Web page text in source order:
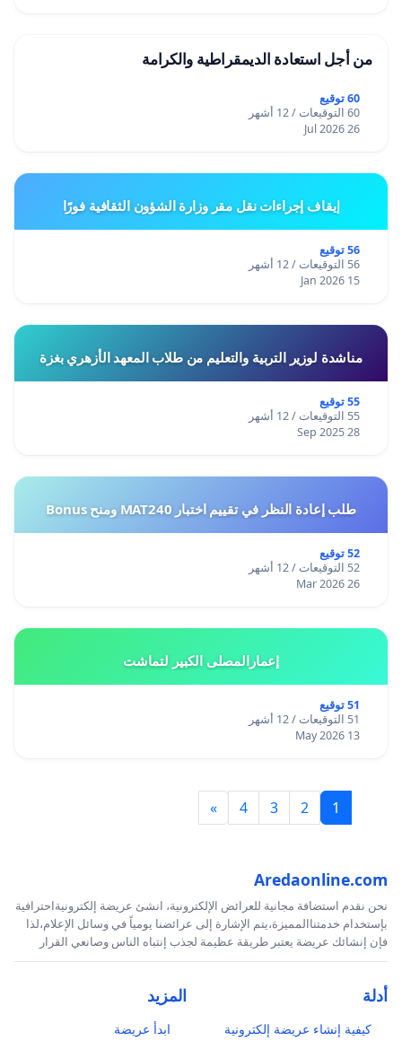
من أجل استعادة الديمقراطية والكرامة
60 توقيع
60 التوقيعات / 12 أشهر
26 Jul 2026
إيقاف إجراءات نقل مقر وزارة الشؤون الثقافية فورًا
56 توقيع
56 التوقيعات / 12 أشهر
15 Jan 2026
مناشدة لوزير التربية والتعليم من طلاب المعهد الأزهري بغزة
55 توقيع
55 التوقيعات / 12 أشهر
28 Sep 2025
طلب إعادة النظر في تقييم اختبار MAT240 ومنح Bonus
52 توقيع
52 التوقيعات / 12 أشهر
26 Mar 2026
إعمارالمصلى الكبير لتماشت
51 توقيع
51 التوقيعات / 12 أشهر
13 May 2026
1
2
3
4
»
Aredaonline.com
نحن نقدم استضافة مجانية للعرائض الإلكترونية، انشئ عريضة إلكترونيةاحترافية
بإستخدام خدمتناالمميزة،يتم الإشارة إلى عرائضنا يومياً في وسائل الإعلام،لذا
فإن إنشائك عريضة يعتبر طريقة عظيمة لجذب إنتباه الناس وصانعي القرار
أدلة
كيفية إنشاء عريضة إلكترونية
المزيد
ابدأ عريضة